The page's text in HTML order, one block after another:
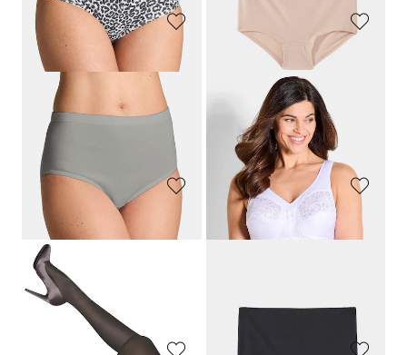
NINA V. C.
Twee tailleslips van biokatoen
29,97 €
Laagste prijs van de afgelopen 30
dagen**: 34,97 €
Set katoenen tailleslips
39,95 €
Laagste prijs van de afgelopen 30
dagen**: 23,97 € (-16%)
GOLDNER
Set katoenen tailleslips
29,95 €
SPEIDEL
Hipster, set van 2
dagen**: 15,99 € (-12%)